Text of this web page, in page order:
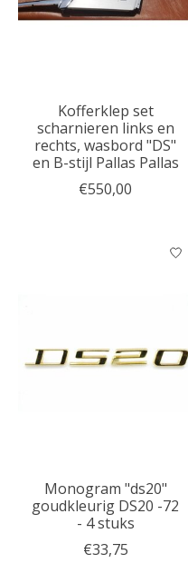
Kofferklep set
scharnieren links en
rechts, wasbord "DS"
en B-stijl Pallas Pallas
€550,00
Monogram "ds20"
goudkleurig DS20 -72
- 4 stuks
€33,75